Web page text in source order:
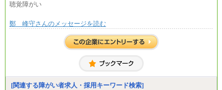
聴覚障がい
鄭 峰守さんのメッセージを読む
[関連する障がい者求人・採用キーワード検索]